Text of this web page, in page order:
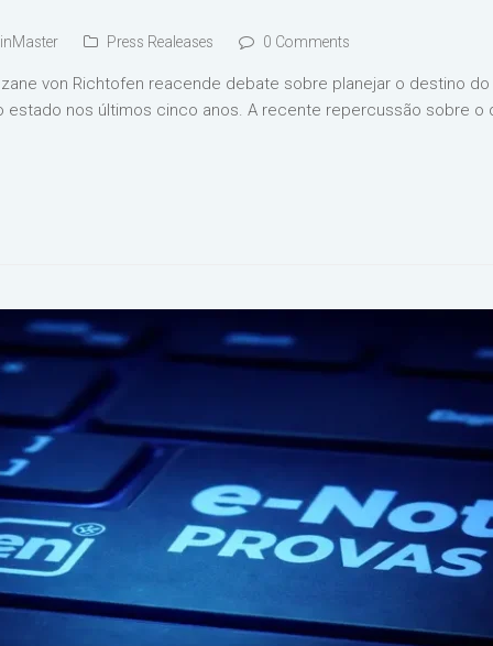
Press Realeases 0 Comments
von Richtofen reacende debate sobre planejar o destino
estado nos últimos cinco anos. A recente repercussão sobre o